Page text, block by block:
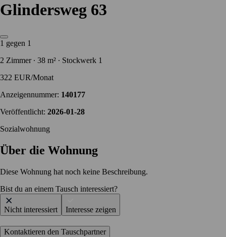
Glindersweg 63
1 gegen 1
2 Zimmer ∙ 38 m² ∙ Stockwerk 1
322 EUR/Monat
Anzeigennummer: 140177
Veröffentlicht: 2026-01-28
Sozialwohnung
Über die Wohnung
Diese Wohnung hat noch keine Beschreibung.
Bist du an einem Tausch interessiert?
Nicht interessiert Interesse zeigen
Kontaktieren den Tauschpartner